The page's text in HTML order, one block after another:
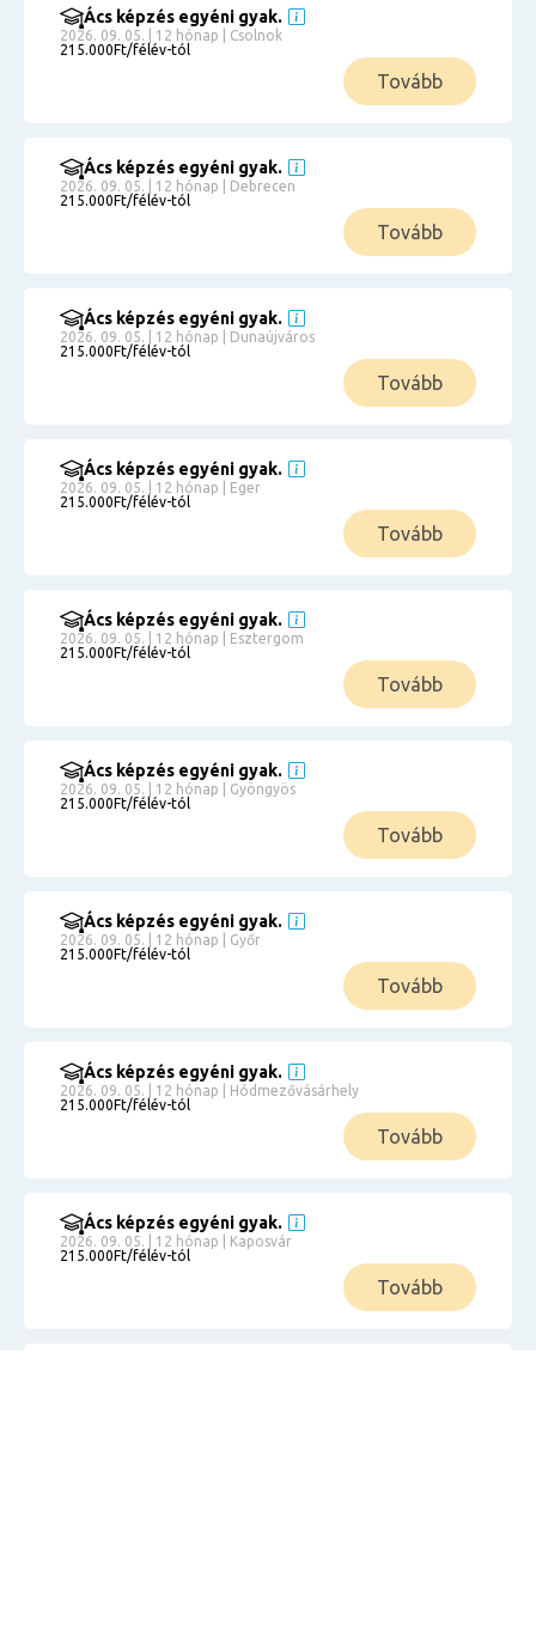
Ács képzés egyéni gyak.
2026. 09. 05. | 12 hónap | Csolnok
215.000Ft/félév-tól
Tovább
Ács képzés egyéni gyak.
2026. 09. 05. | 12 hónap | Debrecen
215.000Ft/félév-tól
Tovább
Ács képzés egyéni gyak.
2026. 09. 05. | 12 hónap | Dunaújváros
215.000Ft/félév-tól
Tovább
Ács képzés egyéni gyak.
2026. 09. 05. | 12 hónap | Eger
215.000Ft/félév-tól
Tovább
Ács képzés egyéni gyak.
2026. 09. 05. | 12 hónap | Esztergom
215.000Ft/félév-tól
Tovább
Ács képzés egyéni gyak.
2026. 09. 05. | 12 hónap | Gyöngyös
215.000Ft/félév-tól
Tovább
Ács képzés egyéni gyak.
2026. 09. 05. | 12 hónap | Győr
215.000Ft/félév-tól
Tovább
Ács képzés egyéni gyak.
2026. 09. 05. | 12 hónap | Hódmezővásárhely
215.000Ft/félév-tól
Tovább
Ács képzés egyéni gyak.
2026. 09. 05. | 12 hónap | Kaposvár
215.000Ft/félév-tól
Tovább